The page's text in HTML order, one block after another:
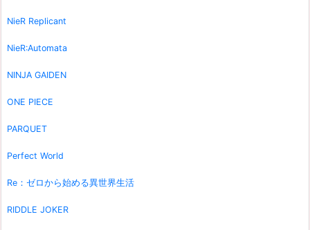
NieR Replicant
NieR:Automata
NINJA GAIDEN
ONE PIECE
PARQUET
Perfect World
Re：ゼロから始める異世界生活
RIDDLE JOKER